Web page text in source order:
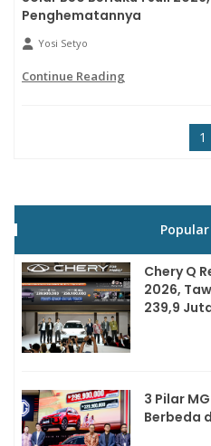
Penghematannya
Yosi Setyo
Continue Reading
1
Chery Q
2026,
239,9
3 Pilar
Berbeda